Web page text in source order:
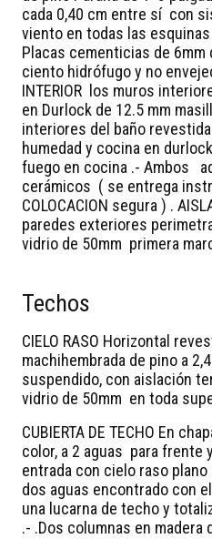
cada 0,40 cm entre sí con
viento en todas las
Placas cementicias de
ciento hidrófugo y no
INTERIOR los muros
en Durlock de 12.5 mm
interiores del baño
humedad y cocina en
fuego en cocina .- Ambos
cerámicos ( se entrega
COLOCACION segura ) .
paredes exteriores
vidrio de 50mm primera
Techos
CIELO RASO Horizontal
machihembrada de pino a
suspendido, con aislación
vidrio de 50mm en toda
CUBIERTA DE TECHO En
color, a 2 aguas para
entrada con cielo raso
dos aguas encontrado con
una lucarna de techo y
.- .Dos columnas en madera